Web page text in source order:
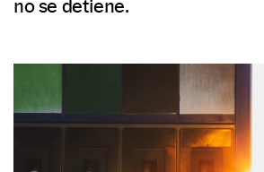
no se detiene.